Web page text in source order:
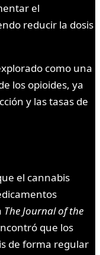
el
reducir la dosis
como una
los opioides, ya
y las tasas de
el cannabis
The Journal of the
que los
de forma regular